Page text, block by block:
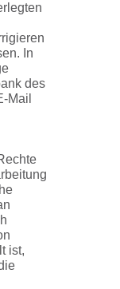
In
des
Mail
ist,